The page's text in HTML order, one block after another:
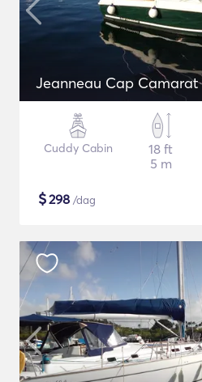
Cuddy Cabin
18 ft
5 m
$298 /dag